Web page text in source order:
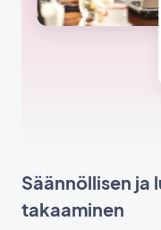
Säännöllisen ja
takaaminen